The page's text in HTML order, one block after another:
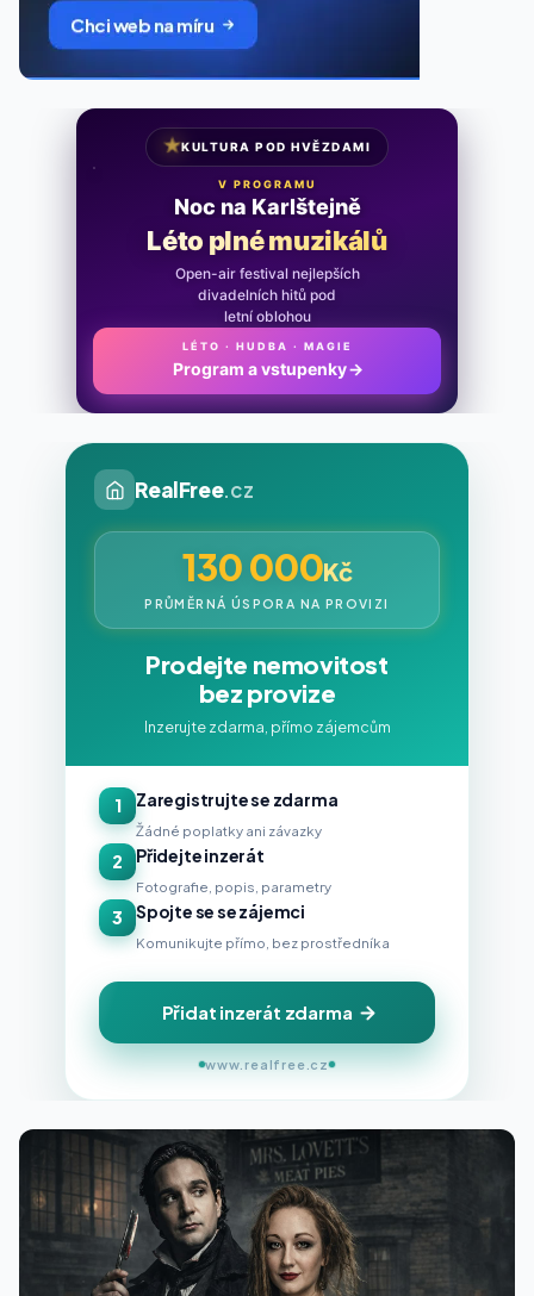
★KULTURA POD HVĚZDAMI
V PROGRAMU
Noc na Karlštejně
Léto plné muzikálů
Open-air festival nejlepších
divadelních hitů pod
letní oblohou
LÉTO · HUDBA · MAGIE
Program a vstupenky→
RealFree.cz
130 000Kč
PRŮMĚRNÁ ÚSPORA NA PROVIZI
Prodejte nemovitost
bez provize
Inzerujte zdarma, přímo zájemcům
1 Zaregistrujte se zdarma
Žádné poplatky ani závazky
2 Přidejte inzerát
Fotografie, popis, parametry
3 Spojte se se zájemci
Komunikujte přímo, bez prostředníka
Přidat inzerát zdarma
www.realfree.cz